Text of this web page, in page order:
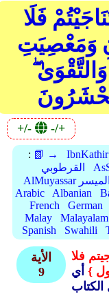
فَلَا
وَمَعْصِيَتِ
تُحْشَرُونَ
+/- -/+
: 📗 →
القرطوبي
AlMuyassar الميسر
Arabic
Albanian
French
German
Malay
Malayalam
Spanish
Swahili
الأية
9
فلا
} أي